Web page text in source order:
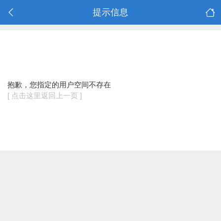
提示信息
抱歉，您指定的用户空间不存在
[ 点击这里返回上一页 ]